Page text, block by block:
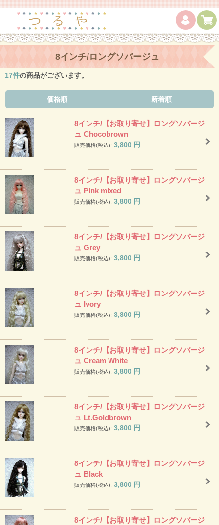
8インチ/ロングソバージュ
17件の商品がございます。
価格順 新着順
8インチ/【お取り寄せ】ロングソバージ
ュ Chocobrown
販売価格(税込): 3,800 円
8インチ/【お取り寄せ】ロングソバージ
ュ Pink mixed
販売価格(税込): 3,800 円
8インチ/【お取り寄せ】ロングソバージ
ュ Grey
販売価格(税込): 3,800 円
8インチ/【お取り寄せ】ロングソバージ
ュ Ivory
販売価格(税込): 3,800 円
8インチ/【お取り寄せ】ロングソバージ
ュ Cream White
販売価格(税込): 3,800 円
8インチ/【お取り寄せ】ロングソバージ
ュ Lt.Goldbrown
販売価格(税込): 3,800 円
8インチ/【お取り寄せ】ロングソバージ
ュ Black
販売価格(税込): 3,800 円
8インチ/【お取り寄せ】ロングソバージ